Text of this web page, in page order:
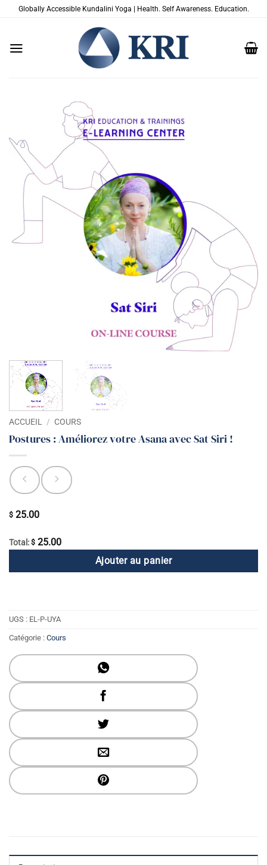
PasserGlobally Accessible Kundalini Yoga | Health. Self Awareness. Education.
ACCUEIL / COURS
Postures : Améliorez votre Asana avec Sat Siri !
$ 25.00
Total: $ 25.00
Ajouter au panier
UGS : EL-P-UYA
Catégorie : Cours